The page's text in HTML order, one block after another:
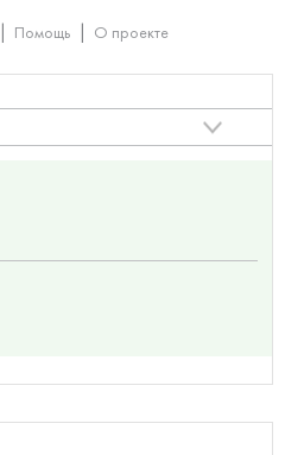
Помощь О проекте